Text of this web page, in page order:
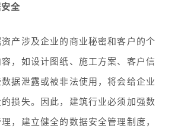
安全
产涉及企业的商业秘密和客户的个
，如设计图纸、施工方案、客户信
据泄露或被非法使用，将会给企业
损失。因此，建筑行业必须加强数
，建立健全的数据安全管理制度，